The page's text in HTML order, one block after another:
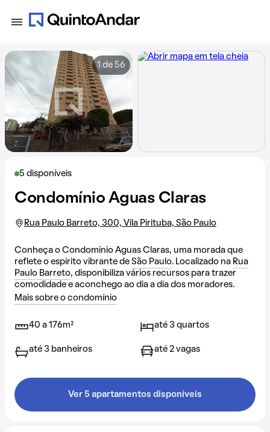
5 disponíveis
Condomínio Aguas Claras
Rua Paulo Barreto, 300, Vila Pirituba, São Paulo
Conheça o Condomínio Aguas Claras, uma morada que
reflete o espírito vibrante de São Paulo. Localizado na Rua
Paulo Barreto, disponibiliza vários recursos para trazer
comodidade e aconchego ao dia a dia dos moradores.
Mais sobre o condomínio
40 a 176m² até 3 quartos
até 3 banheiros até 2 vagas
Ver 5 apartamentos disponíveis
1 de 56